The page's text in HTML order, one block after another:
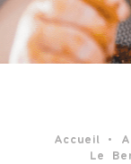
Accueil •
Le